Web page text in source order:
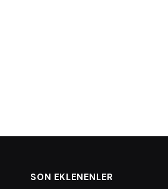
SON EKLENENLER